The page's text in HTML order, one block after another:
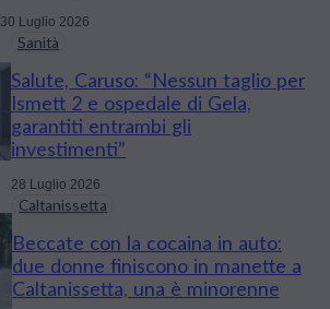
30 Luglio 2026
Sanità
Salute, Caruso: “Nessun taglio per
Ismett 2 e ospedale di Gela,
garantiti entrambi gli
investimenti”
28 Luglio 2026
Caltanissetta
Beccate con la cocaina in auto:
due donne finiscono in manette a
Caltanissetta, una è minorenne